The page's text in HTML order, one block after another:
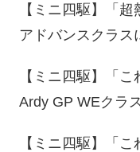
【ミニ四駆】「
アドバンスクラス
【ミニ四駆】「こ
Ardy GP WEクラ
【ミニ四駆】「